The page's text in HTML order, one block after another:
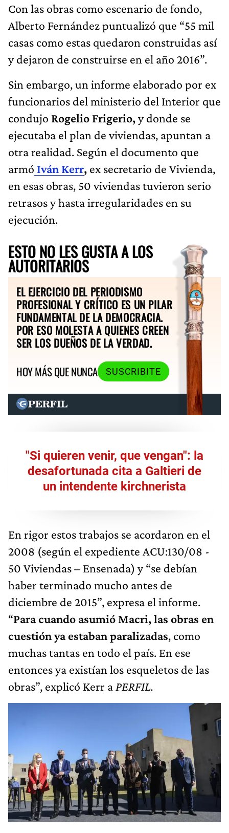
Con las obras como escenario de fondo,
Alberto Fernández puntualizó que “55 mil
casas como estas quedaron construidas así
y dejaron de construirse en el año 2016”.
Sin embargo, un informe elaborado por ex
funcionarios del ministerio del Interior que
condujo Rogelio Frigerio,y donde se
ejecutaba el plan de viviendas, apuntan a
otra realidad. Según el documento que
armó Iván Kerr, ex secretario de Vivienda,
en esas obras, 50 viviendas tuvieron serio
retrasos y hasta irregularidades en su
ejecución.
ESTO NO LES GUSTA A LOS
AUTORITARIOS
EL EJERCICIO DEL PERIODISMO
PROFESIONAL Y CRÍTICO ES UN PILAR
FUNDAMENTAL DE LA DEMOCRACIA.
POR ESO MOLESTA A QUIENES CREEN
SER LOS DUEÑOS DE LA VERDAD.
HOY MÁS QUE NUNCA
SUSCRIBITE
"Si quieren venir, que vengan": la
desafortunada cita a Galtieri de
un intendente kirchnerista
En rigor estos trabajos se acordaron en el
2008 (según el expediente ACU:130/08 -
50 Viviendas – Ensenada) y “se debían
haber terminado mucho antes de
diciembre de 2015”, expresa el informe.
“Para cuando asumió Macri, las obras en
cuestión ya estaban paralizadas, como
muchas tantas en todo el país. En ese
entonces ya existían los esqueletos de las
obras”, explicó Kerr a PERFIL.